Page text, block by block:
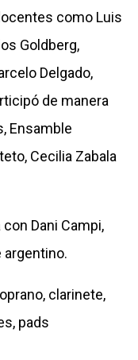
como Luis
Goldberg,
Delgado,
de manera
Ensamble
Cecilia Zabala
Dani Campi,
clarinete,
pads